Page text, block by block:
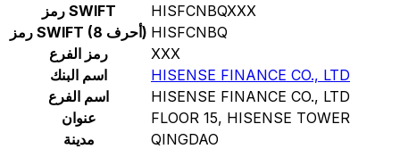
رمز SWIFT
HISFCNBQXXX
رمز SWIFT (8 أحرف) HISFCNBQ
رمز الفرع
XXX
اسم البنك
HISENSE FINANCE CO., LTD
اسم الفرع
HISENSE FINANCE CO., LTD
عنوان
FLOOR 15, HISENSE TOWER
مدينة
QINGDAO